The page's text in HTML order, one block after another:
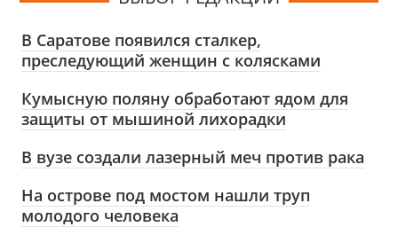
В Саратове появился сталкер,
преследующий женщин с колясками
Кумысную поляну обработают ядом для
защиты от мышиной лихорадки
В вузе создали лазерный меч против рака
На острове под мостом нашли труп
молодого человека